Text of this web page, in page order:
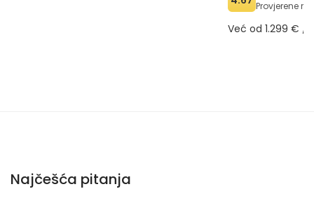
Provjerene
Već od 1.299 € /
Najčešća pitanja